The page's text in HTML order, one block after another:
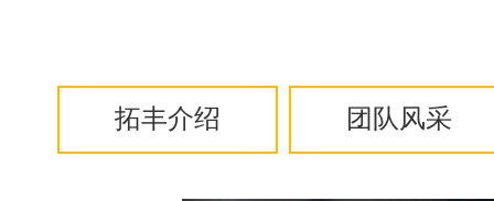
拓丰介绍 团队风采